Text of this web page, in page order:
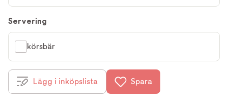
Servering
körsbär
Lägg i inköpslista Spara